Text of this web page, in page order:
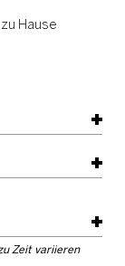
Hause
Zeit variieren